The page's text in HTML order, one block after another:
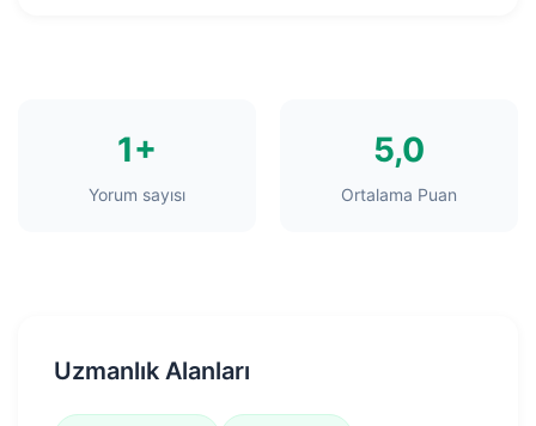
1+
Yorum sayısı
5,0
Ortalama Puan
Uzmanlık Alanları